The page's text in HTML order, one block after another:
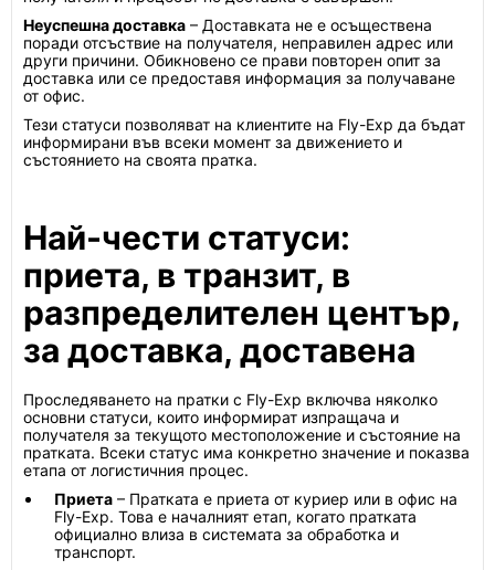
Неуспешна доставка – Доставката не е осъществена
поради отсъствие на получателя, неправилен адрес или
други причини. Обикновено се прави повторен опит за
доставка или се предоставя информация за получаване
от офис.
Тези статуси позволяват на клиентите на Fly-Exp да бъдат
информирани във всеки момент за движението и
състоянието на своята пратка.
Най-чести статуси:
приета, в транзит, в
разпределителен център,
за доставка, доставена
Проследяването на пратки с Fly-Exp включва няколко
основни статуси, които информират изпращача и
получателя за текущото местоположение и състояние на
пратката. Всеки статус има конкретно значение и показва
етапа от логистичния процес.
Приета – Пратката е приета от куриер или в офис на
Fly-Exp. Това е началният етап, когато пратката
официално влиза в системата за обработка и
транспорт.